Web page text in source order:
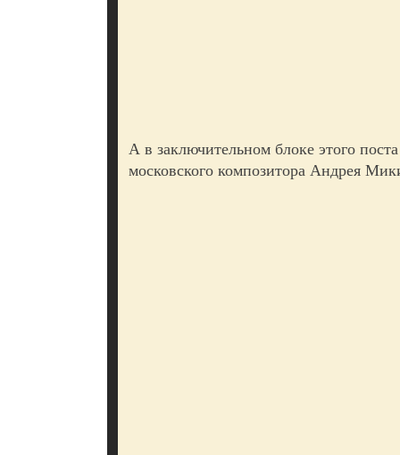
А в заключительном блоке этого
московского композитора Андрея